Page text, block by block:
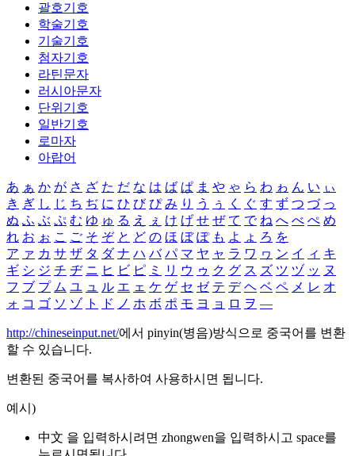
괄호기호
학술기호
기술기호
첨자기호
라틴문자
러시아문자
단위기호
일반기호
로마자
아랍어
あ ぁ か が さ ざ た だ な は ば ぱ ま や ゃ ら わ ゎ ん い ぃ
き ぎ し じ ち ぢ に ひ び ぴ み り う ぅ く ぐ す ず つ づ っ
ぬ ふ ぶ ぷ む ゆ ゅ る え ぇ け げ せ ぜ て で ね へ べ ぺ め
れ お ぉ こ ご そ ぞ と ど の ほ ぼ ぽ も よ ょ ろ を
ア ァ カ サ ザ タ ダ ナ ハ バ パ マ ヤ ャ ラ ワ ヮ ン イ ィ キ
ギ シ ジ チ ヂ ニ ヒ ビ ピ ミ リ ウ ゥ ク グ ス ズ ツ ヅ ッ ヌ
フ ブ プ ム ユ ュ ル エ ェ ケ ゲ セ ゼ テ デ ヘ ベ ペ メ レ オ
ォ コ ゴ ソ ゾ ト ド ノ ホ ボ ポ モ ヨ ョ ロ ヲ ―
http://chineseinput.net/에서 pinyin(병음)방식으로 중국어를 변환
할 수 있습니다.
변환된 중국어를 복사하여 사용하시면 됩니다.
예시)
中文 을 입력하시려면 zhongwen을 입력하시고 space를